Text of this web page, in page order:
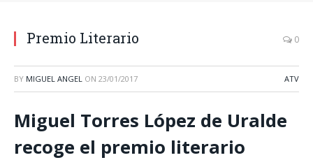
Premio Literario 0
BY MIGUEL ANGEL ON 23/01/2017 ATV
Miguel Torres López de Uralde
recoge el premio literario